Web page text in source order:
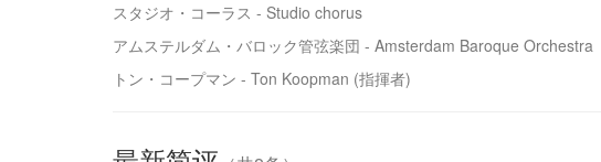
スタジオ・コーラス - Studio chorus
アムステルダム・バロック管弦楽団 - Amsterdam Baroque Orchestra
トン・コープマン - Ton Koopman (指揮者)